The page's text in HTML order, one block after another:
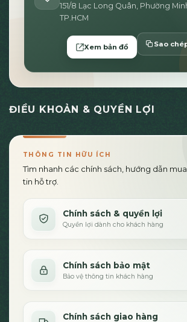
151/8 Lạc Long Quân, Phường
TP.HCM
Xem bản đồ Sao
ĐIỀU KHOẢN & QUYỀN LỢI
THÔNG TIN HỮU ÍCH
Tìm nhanh các chính sách, hướng dẫn
tin hỗ trợ.
Chính sách & quyền lợi
Quyền lợi dành cho khách hàng
Chính sách bảo mật
Bảo vệ thông tin khách hàng
Chính sách giao hàng